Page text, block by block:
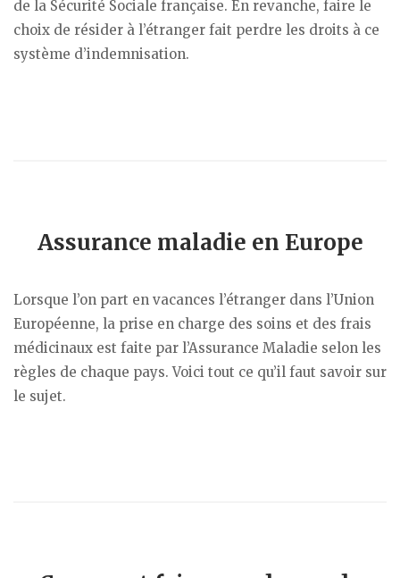
de la Sécurité Sociale française. En revanche, faire le
choix de résider à l’étranger fait perdre les droits à ce
système d’indemnisation.
Assurance maladie en Europe
Lorsque l’on part en vacances l’étranger dans l’Union
Européenne, la prise en charge des soins et des frais
médicinaux est faite par l’Assurance Maladie selon les
règles de chaque pays. Voici tout ce qu’il faut savoir sur
le sujet.